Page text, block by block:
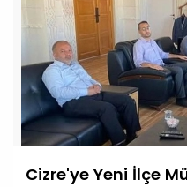
Cizre'ye Yeni İlçe